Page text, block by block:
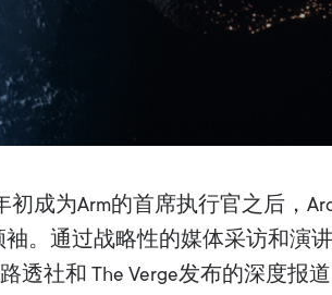
初成为Arm的首席执行官之后，
。通过战略性的媒体采访和演
透社和 The Verge发布的深度报